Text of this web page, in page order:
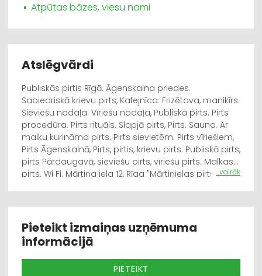
Atpūtas bāzes, viesu nami
Atslēgvārdi
Publiskās pirtis Rīgā. Āgenskalna priedes.
Sabiedriskā krievu pirts, Kafejnīca. Frizētava, manikīrs.
Sieviešu nodaļa. Vīriešu nodaļa, Publiskā pirts. Pirts
procedūra. Pirts rituāls. Slapjā pirts, Pirts. Sauna. Ar
malku kurināma pirts. Pirts sievietēm. Pirts vīriešiem,
Pirts Āgenskalnā, Pirts, pirtis, krievu pirts. Publiskā pirts,
pirts Pārdaugavā, sieviešu pirts, vīriešu pirts. Malkas
pirts. Wi Fi. Mārtiņa iela 12, Rīga "Mārtiņielas pirts"
banketi, bērzu, ozola slotas, pirtsslotas, tējas.
...vairāk
Pieteikt izmaiņas uzņēmuma
informācijā
PIETEIKT